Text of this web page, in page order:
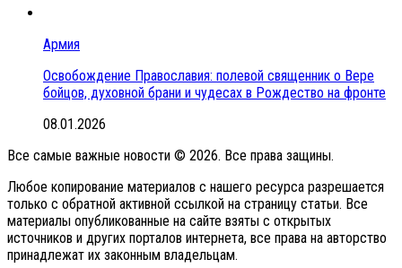
Армия
Освобождение Православия: полевой священник о Вере
бойцов, духовной брани и чудесах в Рождество на фронте
08.01.2026
Все самые важные новости © 2026. Все права защины.
Любое копирование материалов с нашего ресурса разрешается
только с обратной активной ссылкой на страницу статьи. Все
материалы опубликованные на сайте взяты с открытых
источников и других порталов интернета, все права на авторство
принадлежат их законным владельцам.